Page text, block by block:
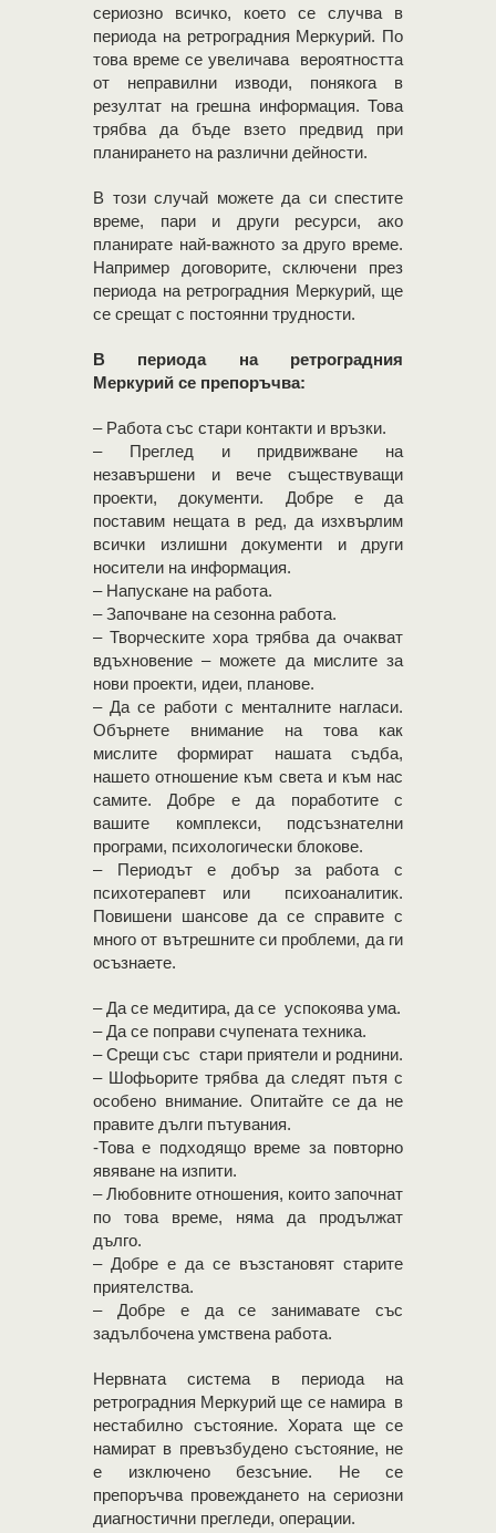
сериозно всичко, което се случва в
периода на ретроградния Меркурий. По
това време се увеличава вероятността
от неправилни изводи, понякога в
резултат на грешна информация. Това
трябва да бъде взето предвид при
планирането на различни дейности.
В този случай можете да си спестите
време, пари и други ресурси, ако
планирате най-важното за друго време.
Например договорите, сключени през
периода на ретроградния Меркурий, ще
се срещат с постоянни трудности.
В периода на ретроградния
Меркурий се препоръчва:
– Работа със стари контакти и връзки.
– Преглед и придвижване на
незавършени и вече съществуващи
проекти, документи. Добре е да
поставим нещата в ред, да изхвърлим
всички излишни документи и други
носители на информация.
– Напускане на работа.
– Започване на сезонна работа.
– Творческите хора трябва да очакват
вдъхновение – можете да мислите за
нови проекти, идеи, планове.
– Да се работи с менталните нагласи.
Обърнете внимание на това как
мислите формират нашата съдба,
нашето отношение към света и към нас
самите. Добре е да поработите с
вашите комплекси, подсъзнателни
програми, психологически блокове.
– Периодът е добър за работа с
психотерапевт или психоаналитик.
Повишени шансове да се справите с
много от вътрешните си проблеми, да ги
осъзнаете.
– Да се медитира, да се успокоява ума.
– Да се поправи счупената техника.
– Срещи със стари приятели и роднини.
– Шофьорите трябва да следят пътя с
особено внимание. Опитайте се да не
правите дълги пътувания.
-Това е подходящо време за повторно
явяване на изпити.
– Любовните отношения, които започнат
по това време, няма да продължат
дълго.
– Добре е да се възстановят старите
приятелства.
– Добре е да се занимавате със
задълбочена умствена работа.
Нервната система в периода на
ретроградния Меркурий ще се намира в
нестабилно състояние. Хората ще се
намират в превъзбудено състояние, не
е изключено безсъние. Не се
препоръчва провеждането на сериозни
диагностични прегледи, операции.